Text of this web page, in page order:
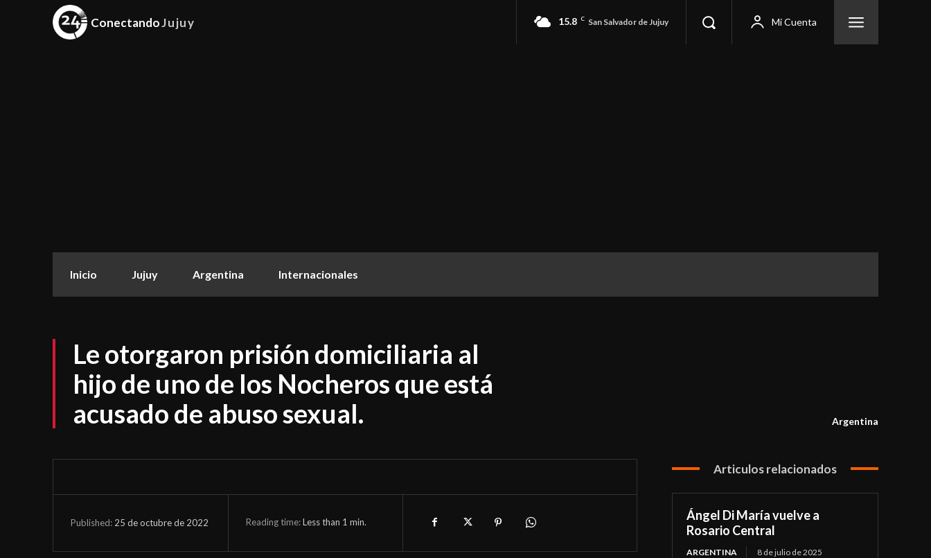
ConectandoJujuy 15.8 C San Salvador de Jujuy Mi Cuenta
Inicio Jujuy Argentina Internacionales
Le otorgaron prisión domiciliaria al
hijo de uno de los Nocheros que está
acusado de abuso sexual.
Argentina
Published: 25 de octubre de 2022 Reading time:Less than 1 min.
Articulos relacionados
Ángel Di María vuelve a
Rosario Central
ARGENTINA 8 de julio de 2025